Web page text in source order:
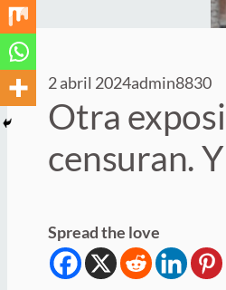
2 abril 2024admin8830
Otra
censuran.
Spread the love